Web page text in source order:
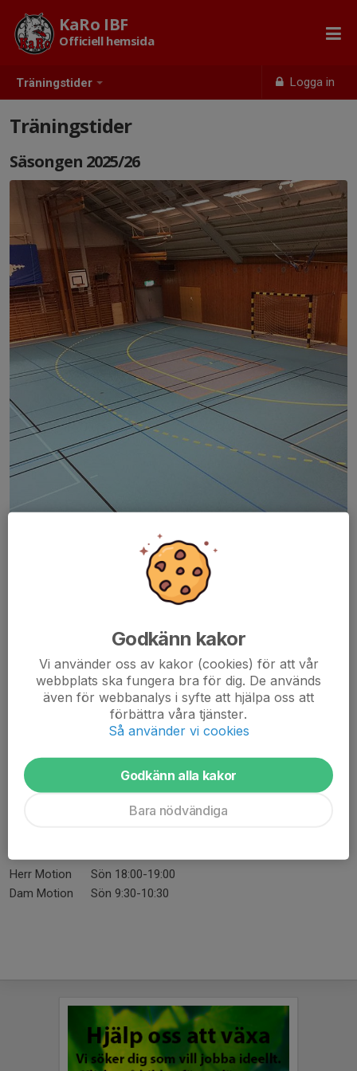
Träningstider Logga in
KaRo IBF
Officiell hemsida
Träningstider
Säsongen 2025/26
Kontaktuppgifter för våra lag hittas under fliken våra lag eller
genom att använda följande länk:Våra lag
Sön 16:00-17:00
Ons 17:00-18:30
Sön 17:00-18:00
Ons 17:00-18:30
Sön 17:00-18:00
P15-16
Tis 17:00-18:30
Fre 17:00-18:30
F13
Mån 17:00-18:30
Ons 18:30-20:00
Mån 18:30-20:00
Tors: 17:30-19:00
Mån 20:00-21:30
Ons 20:00-21:30
Herr Motion
Sön 18:00-19:00
Dam Motion
Sön 9:30-10:30
Godkänn kakor
Vi använder oss av kakor (cookies) för att vår
webbplats ska fungera bra för dig. De används
även för webbanalys i syfte att hjälpa oss att
förbättra våra tjänster.
Så använder vi cookies
Godkänn alla kakor
Bara nödvändiga